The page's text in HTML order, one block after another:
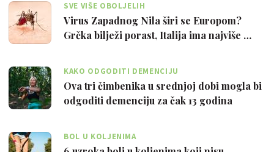
SVE VIŠE OBOLJELIH
Virus Zapadnog Nila širi se Europom?
Grčka bilježi porast, Italija ima najviše …
KAKO ODGODITI DEMENCIJU
Ova tri čimbenika u srednjoj dobi mogla bi
odgoditi demenciju za čak 13 godina
BOL U KOLJENIMA